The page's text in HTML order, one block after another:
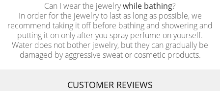
Can I wear the jewelrywhile bathing?
In order for the jewelry to last as long as possible, we
recommend taking it off before bathing and showering and
putting it on only after you spray perfume on yourself.
Water does not bother jewelry, but they can gradually be
damaged by aggressive sweat or cosmetic products.
CUSTOMER REVIEWS